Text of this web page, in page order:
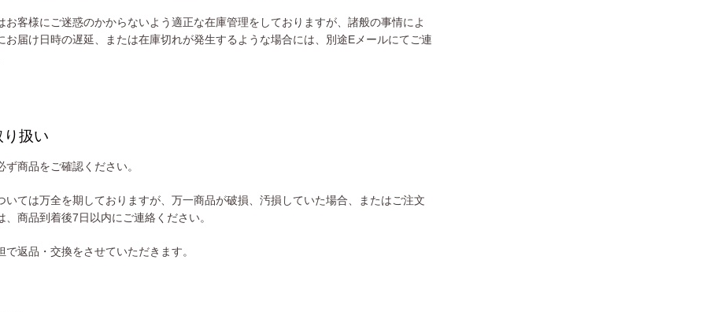
お客様にご迷惑のかからないよう適正な在庫管理をしておりますが、諸般の事情によ
お届け日時の遅延、または在庫切れが発生するような場合には、別途Eメールにてご連
扱い
ず商品をご確認ください。
いては万全を期しておりますが、万一商品が破損、汚損していた場合、またはご注文
、商品到着後7日以内にご連絡ください。
で返品・交換をさせていただきます。